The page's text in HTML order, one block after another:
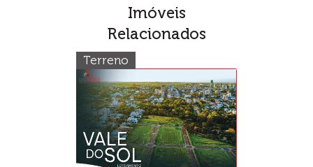
Imóveis
Relacionados
Terreno